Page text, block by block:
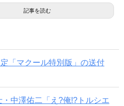
記事を読む
「マクール特別版」の送付
中澤佑二「え?俺!?トルシエ